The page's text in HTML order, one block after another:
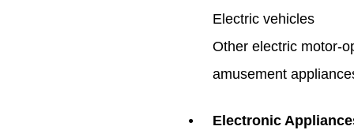
Electric vehicles
Other electric motor-
amusement
● Electronic